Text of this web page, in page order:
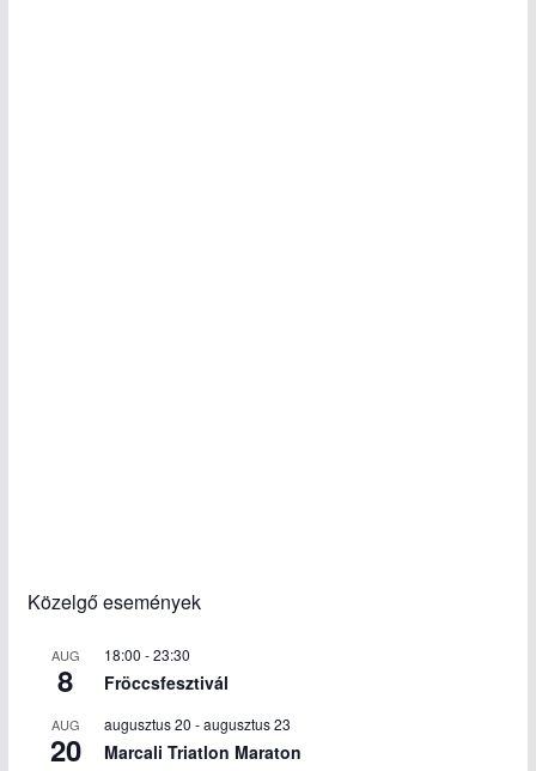
Közelgő események
AUG
8
18:00 -23:30
Fröccsfesztivál
AUG
20
augusztus 20 -augusztus 23
Marcali Triatlon Maraton